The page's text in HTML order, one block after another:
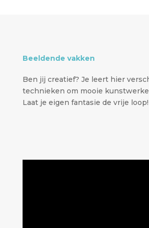
Beeldende vakken
Ben jij creatief? Je leert hier
technieken om mooie
Laat je eigen fantasie de vrije loop!